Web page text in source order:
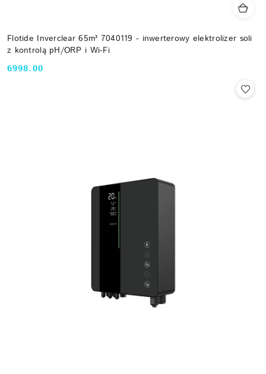
Flotide Inverclear 65m³ 7040119 - inwerterowy elektrolizer soli
z kontrolą pH/ORP i Wi-Fi
Cena:
6998.00